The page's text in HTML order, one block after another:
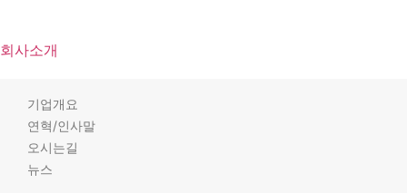
회사소개
기업개요
연혁/인사말
오시는길
뉴스